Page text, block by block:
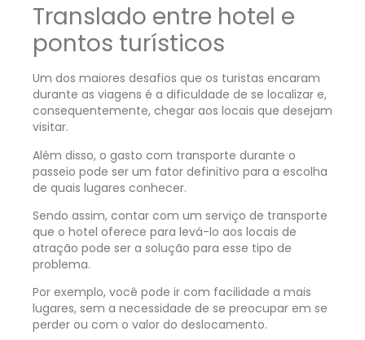
Translado entre hotel e
pontos turísticos
Um dos maiores desafios que os turistas encaram
durante as viagens é a dificuldade de se localizar e,
consequentemente, chegar aos locais que desejam
visitar.
Além disso, o gasto com transporte durante o
passeio pode ser um fator definitivo para a escolha
de quais lugares conhecer.
Sendo assim, contar com um serviço de transporte
que o hotel oferece para levá-lo aos locais de
atração pode ser a solução para esse tipo de
problema.
Por exemplo, você pode ir com facilidade a mais
lugares, sem a necessidade de se preocupar em se
perder ou com o valor do deslocamento.